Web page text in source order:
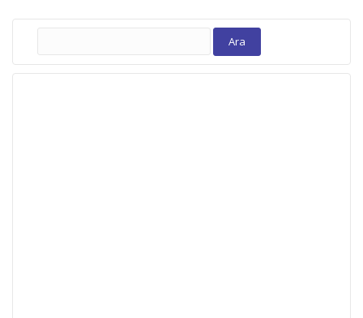
Arama: